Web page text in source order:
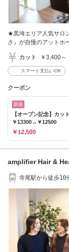
★黒埼エリア人気サロ
さ』が自慢のアットホ
カット ￥3,400～
スマート支払いOK
クーポン
新規
【オープン記念】カッ
￥13300→￥12500
￥12,500
amplifier Hair &
寺尾駅から徒歩10